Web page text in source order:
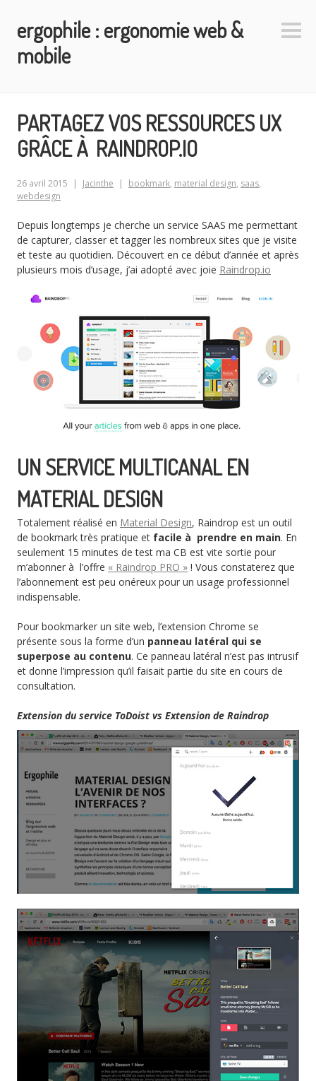
contenu
principal
ergophile : ergonomie web &
mobile
PARTAGEZ VOS RESSOURCES UX
GRÂCE À RAINDROP.IO
26 avril 2015 Jacinthe bookmark, material design, saas,
webdesign
Depuis longtemps je cherche un service SAAS me permettant
de capturer, classer et tagger les nombreux sites que je visite
et teste au quotidien. Découvert en ce début d’année et après
plusieurs mois d’usage, j’ai adopté avec joie Raindrop.io
UN SERVICE MULTICANAL EN
MATERIAL DESIGN
Totalement réalisé en Material Design, Raindrop est un outil
de bookmark très pratique et facile à prendre en main. En
seulement 15 minutes de test ma CB est vite sortie pour
m’abonner à l’offre « Raindrop PRO » ! Vous constaterez que
l’abonnement est peu onéreux pour un usage professionnel
indispensable.
Pour bookmarker un site web, l’extension Chrome se
présente sous la forme d’un panneau latéral qui se
superpose au contenu. Ce panneau latéral n’est pas intrusif
et donne l’impression qu’il faisait partie du site en cours de
consultation.
Extension du service ToDoist vs Extension de Raindrop